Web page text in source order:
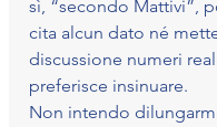
sì, “secondo Mattivi”,
cita alcun dato né
discussione numeri
preferisce insinuare.
Non intendo